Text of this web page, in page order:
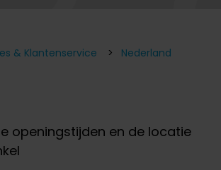
& Klantenservice Nederland
openingstijden en de locatie